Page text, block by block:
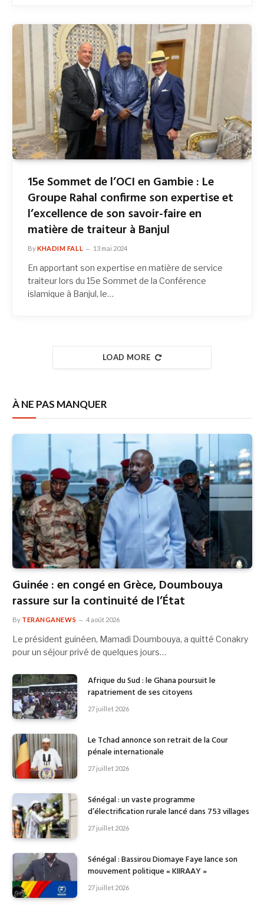
15e Sommet de l’OCI en Gambie : Le
Groupe Rahal confirme son expertise et
l’excellence de son savoir-faire en
matière de traiteur à Banjul
ByKHADIM FALL 13 mai 2024
En apportant son expertise en matière de service
traiteur lors du 15e Sommet de la Conférence
islamique à Banjul, le…
LOAD MORE
À NE PAS MANQUER
Guinée : en congé en Grèce, Doumbouya
rassure sur la continuité de l’État
By TERANGANEWS 4 août 2026
Le président guinéen, Mamadi Doumbouya, a quitté Conakry
pour un séjour privé de quelques jours…
Afrique du Sud : le Ghana poursuit le
rapatriement de ses citoyens
27 juillet 2026
Le Tchad annonce son retrait de la Cour
pénale internationale
27 juillet 2026
Sénégal : un vaste programme
d’électrification rurale lancé dans 753 villages
27 juillet 2026
Sénégal : Bassirou Diomaye Faye lance son
mouvement politique « KIIRAAY »
27 juillet 2026